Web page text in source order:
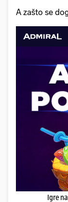
A zašto se
Igre